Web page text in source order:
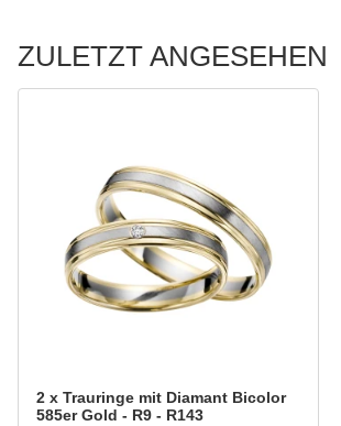
ZULETZT ANGESEHEN
2 x Trauringe mit Diamant Bicolor
585er Gold - R9 - R143